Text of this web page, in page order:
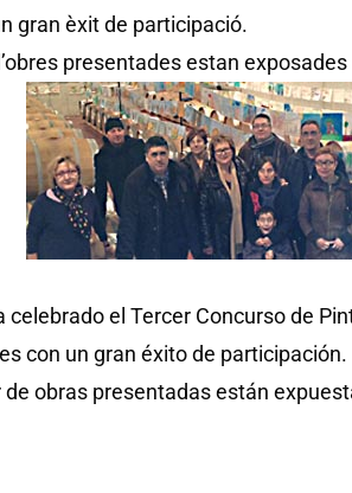
gran èxit de participació.
presentades estan
celebrado el Tercer Concurso de
con un gran éxito de participación.
obras presentadas están